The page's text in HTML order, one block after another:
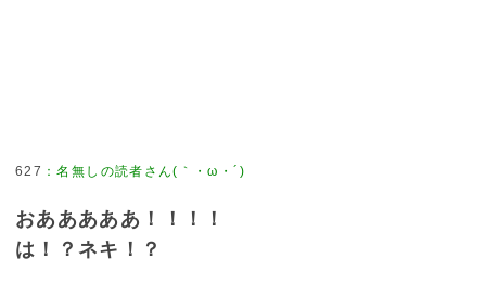
627 ：名無しの読者さん(｀・ω・´)
おあああああ！！！！
は！？ネキ！？